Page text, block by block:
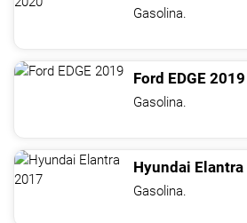
Gasolina.
Ford EDGE 2019
Gasolina.
Hyundai Elantra
Gasolina.